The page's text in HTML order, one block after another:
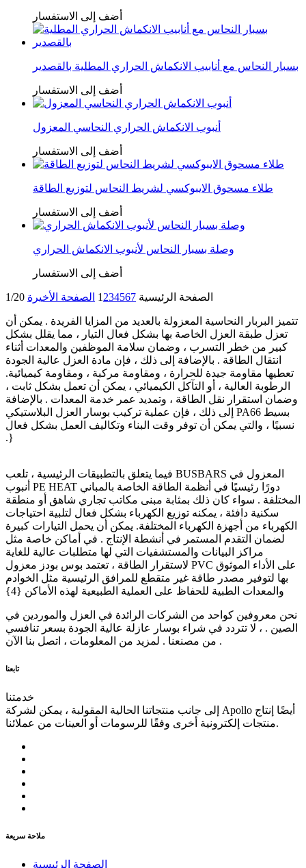
أضف إلى الاستفسار
بسبار النحاس مع أنابيب الانكماش الحراري المطلية بالقصدير
أضف إلى الاستفسار
أنبوب الانكماش الحراري النحاسي المعزول
أضف إلى الاستفسار
طلاء مسحوق الايبوكسي لشريط النحاس لتوزيع الطاقة
أضف إلى الاستفسار
وصلة بسبار النحاس لأنبوب الانكماش الحراري
أضف إلى الاستفسار
الصفحة الرئيسية 1 234567 الصفحة الأخيرة 1/20
تتميز البربار النحاسية المعزولة بالعديد من المزايا الفريدة . يمكن أن
تعزل طبقة العزل الخاصة بها بشكل فعال التيار ، مما يقلل بشكل
كبير من خطر التسرب ، وضمان سلامة الموظفين والمعدات أثناء
انتقال الطاقة . بالإضافة إلى ذلك ، فإن مادة العزل عالية الجودة
تعطيها مقاومة جيدة للحرارة ، ومقاومة مركبة ، ومقاومة كيميائية.
الرطوبة العالية ، أو التآكل الكيميائي ، يمكن أن تعمل بشكل ثابت ،
وضمان استقرار نقل الطاقة ، وتمديد عمر خدمة المعدات . بالإضافة
إلى ذلك ، فإن عملية تركيب بوسار العزل البلاستيكي PA66 بسيط
نسبيًا ، والتي يمكن أن توفر وقت البناء وتكاليف العمل بشكل فعال
.}
فيما يتعلق بالتطبيقات الرئيسية ، تلعب BUSBARS المعزول في
أنبوب PE HEAT دورًا رئيسيًا في أنظمة الطاقة الخاصة بالمباني
المختلفة . سواء كان ذلك بمثابة مبنى مكاتب تجاري شاهق أو منطقة
سكنية دافئة ، يمكنه توزيع الكهرباء بشكل فعال لتلبية احتياجات
الكهرباء من أجهزة الكهرباء المختلفة. يمكن أن يحمل التيارات كبيرة
لضمان التقدم المستمر في أنشطة الإنتاج . في أماكن خاصة مثل
مراكز البيانات والمستشفيات التي لها متطلبات عالية للغاية
لاستقرار الطاقة ، تعتمد بوس بودز معزول PVC على الأداء الموثوق
بها لتوفير مصدر طاقة غير متقطع للمرافق الرئيسية مثل الخوادم
والمعدات الطبية للحفاظ على العملية الطبيعية لهذه الأماكن {4}
نحن معروفين كواحد من الشركات الرائدة في العزل والموردين في
الصين . ، لا تتردد في شراء بوسار عازلة عالية الجودة بسعر تنافسي
من مصنعنا . لمزيد من المعلومات ، اتصل بنا الآن .
تابعنا
خدمتنا
إلى جانب منتجاتنا الحالية المقولبة ، يمكن لشركة Apollo أيضًا إنتاج
منتجات إلكترونية أخرى وفقًا للرسومات أو العينات من عملائنا.
ملاحة سريعة
الصفحة الرئيسية